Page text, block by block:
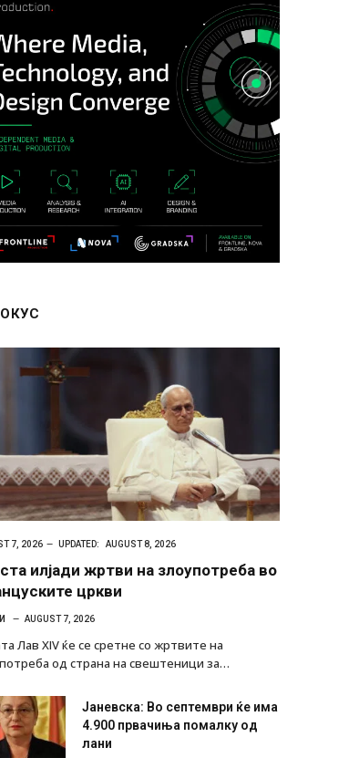
7, 2026 UPDATED: AUGUST 8, 2026
илјади жртви на злоупотреба во
цркви
AUGUST 7, 2026
Лав XIV ќе се сретне со жртвите на
од страна на свештеници за…
Јаневска: Во септември ќе има
4.900 првачиња помалку од
лани